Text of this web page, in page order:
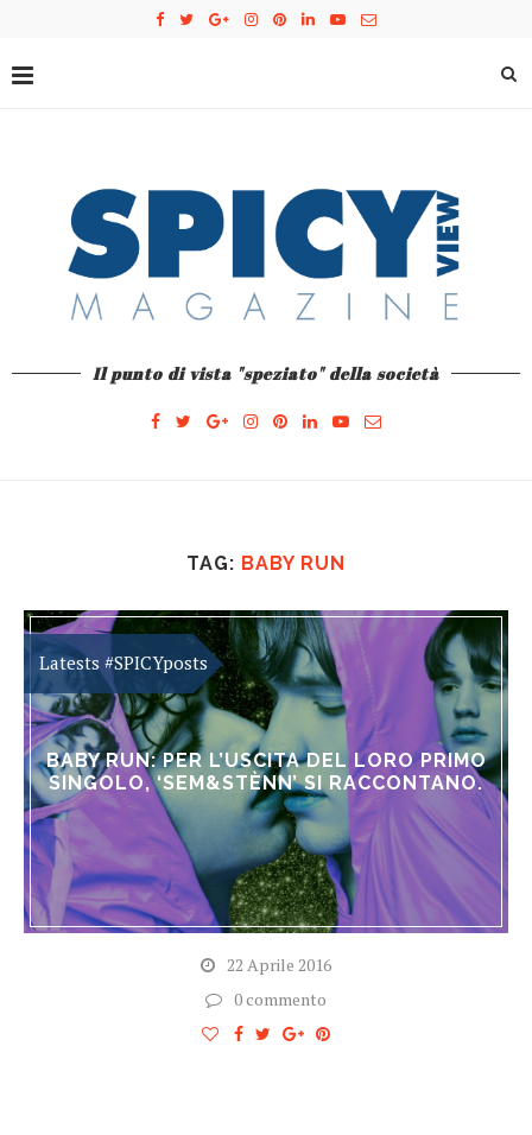
Il punto di vista "speziato" della società
TAG: BABY RUN
BABY RUN: PER L’USCITA DEL LORO PRIMO
SINGOLO, ‘SEM&STÈNN’ SI RACCONTANO.
22 Aprile 2016
0 commento